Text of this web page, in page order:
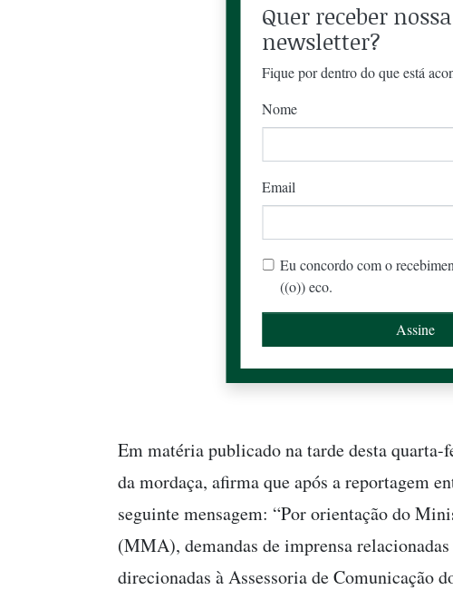
Quer receber nossa
newsletter?
Fique por dentro do que está
Nome
Email
Eu concordo com o
((o)) eco.
Em matéria publicado na tarde desta
da mordaça, afirma que após a reportagem
seguinte mensagem: “Por orientação do
(MMA), demandas de imprensa
direcionadas à Assessoria de Comunicação